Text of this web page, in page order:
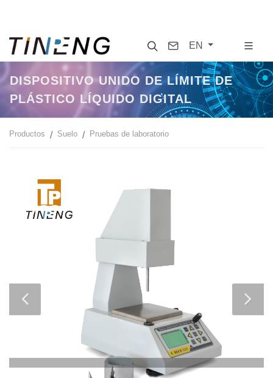
SearchContact
EN
DISPOSITIVO UNIDO DE LÍMITE DE
PLÁSTICO LÍQUIDO DIGITAL
Productos Suelo Pruebas de laboratorio